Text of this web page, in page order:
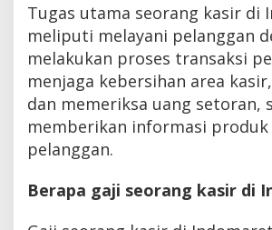
Tugas utama seorang kasir di
meliputi melayani pelanggan
melakukan proses transaksi
menjaga kebersihan area
dan memeriksa uang setoran,
memberikan informasi produk
pelanggan.
Berapa gaji seorang kasir di